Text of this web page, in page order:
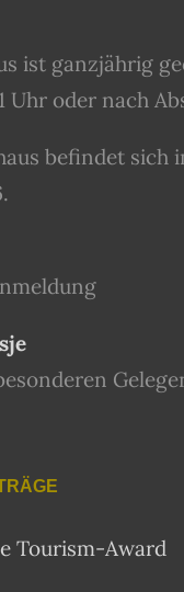
ist ganzjährig
Uhr oder nach
befindet sich
Tourism-Award